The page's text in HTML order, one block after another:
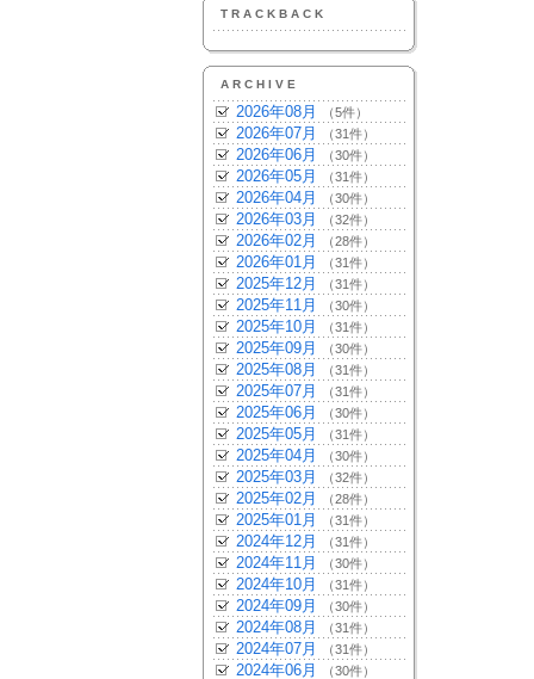
TRACKBACK
ARCHIVE
2026年08月 （5件）
2026年07月 （31件）
2026年06月 （30件）
2026年05月 （31件）
2026年04月 （30件）
2026年03月 （32件）
2026年02月 （28件）
2026年01月 （31件）
2025年12月 （31件）
2025年11月 （30件）
2025年10月 （31件）
2025年09月 （30件）
2025年08月 （31件）
2025年07月 （31件）
2025年06月 （30件）
2025年05月 （31件）
2025年04月 （30件）
2025年03月 （32件）
2025年02月 （28件）
2025年01月 （31件）
2024年12月 （31件）
2024年11月 （30件）
2024年10月 （31件）
2024年09月 （30件）
2024年08月 （31件）
2024年07月 （31件）
2024年06月 （30件）